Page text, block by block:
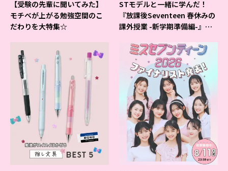
【受験の先輩に聞いてみた】
モチベが上がる勉強空間のこ
だわりを大特集☆
STモデルと一緒に学んだ！
『放課後Seventeen 春休みの
課外授業 -新学期準備編-』イ